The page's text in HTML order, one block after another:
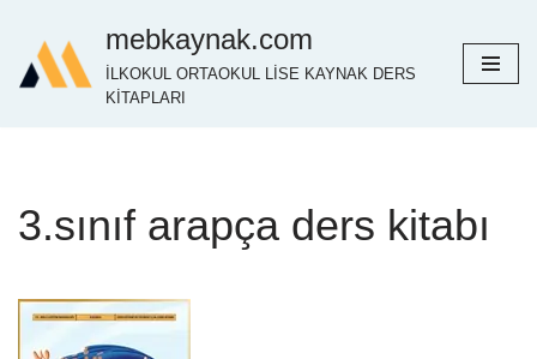
İçeriğe
geç
mebkaynak.com
İLKOKUL ORTAOKUL LİSE KAYNAK DERS
KİTAPLARI
3.sınıf arapça ders kitabı